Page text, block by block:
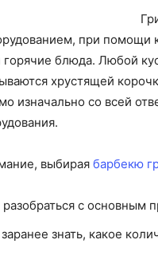
при помощи
горячие блюда. Любой
хрустящей
изначально со всей
выбирая барбекю
с основным
знать, какое